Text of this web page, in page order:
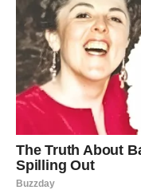
će se rešavati
diplomatskom
rešenja tamo gde
Ovo je odličan
sposobnostima.
će vaše odluke
pažnje posvetite